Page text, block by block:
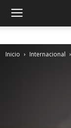
Inicio Internacional